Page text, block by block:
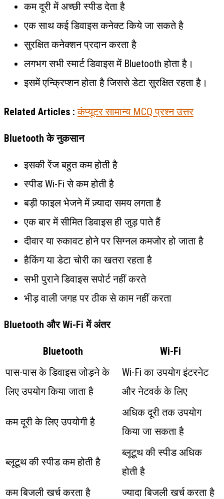
कम दूरी में अच्छी स्पीड देता है
एक साथ कई डिवाइस कनेक्ट किये जा सकते है
सुरक्षित कनेक्शन प्रदान करता है
लगभग सभी स्मार्ट डिवाइस में Bluetooth होता है।
इसमें एन्क्रिप्शन होता है जिससे डेटा सुरक्षित रहता है।
Related Articles : कंप्यूटर सामान्य MCQ प्रश्न उत्तर
Bluetooth के नुकसान
इसकी रेंज बहुत कम होती है
स्पीड Wi-Fi से कम होती है
बड़ी फाइल भेजने में ज़्यादा समय लगता है
एक बार में सीमित डिवाइस ही जुड़ पाते हैं
दीवार या रुकावट होने पर सिग्नल कमजोर हो जाता है
हैकिंग या डेटा चोरी का खतरा रहता है
सभी पुराने डिवाइस सपोर्ट नहीं करते
भीड़ वाली जगह पर ठीक से काम नहीं करता
Bluetooth और Wi-Fi में अंतर
Bluetooth
Wi-Fi
पास-पास के डिवाइस जोड़ने के
लिए उपयोग किया जाता है
Wi-Fi का उपयोग इंटरनेट
और नेटवर्क के लिए
कम दूरी के लिए उपयोगी है
अधिक दूरी तक उपयोग
किया जा सकता है
ब्लूटूथ की स्पीड कम होती है
ब्लूटूथ की स्पीड अधिक
होती है
कम बिजली खर्च करता है
ज्यादा बिजली खर्च करता है